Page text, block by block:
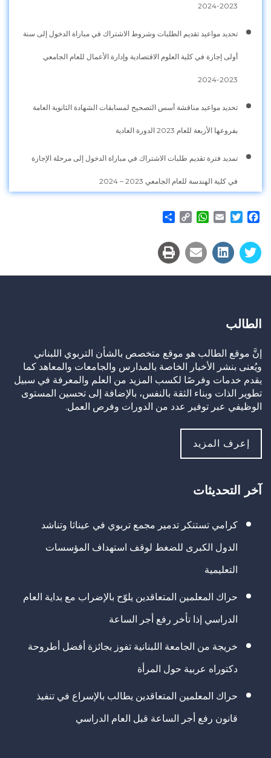
2023-2024
تحديد مواعيد تقديم الطلبات وشروط الاشتراك في مباراة الدخول إلى سنة
أولى إجازة في كلية العلوم الاقتصادية وإدارة الأعمال للعام الجامعي
2023-2024
تحديد مواعيد مناقشة أسس التصحيح لمسابقات الشهادة الثانوية العامة
بفروعها الأربعة للعام 2023 الدورة العادية
تمديد فترة تقديم طلبات الاشتراك في مباراة الدخول إلى مرحلة الإجازة
في كلية الهندسة للعام الجامعي 2023 – 2024
Facebook
Twitter
Email
WhatsApp
Copy
الطالب
إنَّ موقع الطالب هو موقع متخصص بالشأن التربوي اللبناني
ويُعنى بنشر الأخبار الخاصة بالمدارس والجامعات والمعاهد كما
يقدم خدمات وفرصًا لكسب المزيد من العلم والمعرفة في سبيل
تطوير الذات وبناء الثقة بالنفس، بالإضافة إلى تحسين المستوى
الوظيفي عبر توفير عدد من الدورات وفرص العمل.
إعرف المزيد
آخر التحديثات
كرامي تستنكر تدمير مجمع تربوي في عيناثا وتناشد
الدول الكبرى للضغط لوقف استهداف المؤسسات
التعليمية
حراك المعلمين المتعاقدين يلوّح بالإضراب مع بداية العام
الدراسي إذا تأخر رفع أجر الساعة
خريجة من الجامعة اللبنانية تفوز بجائزة أفضل أطروحة
دكتوراه عربية حول المرأة
حراك المعلمين المتعاقدين يطالب بالإسراع في تنفيذ
قانون رفع أجر الساعة قبل العام الدراسي